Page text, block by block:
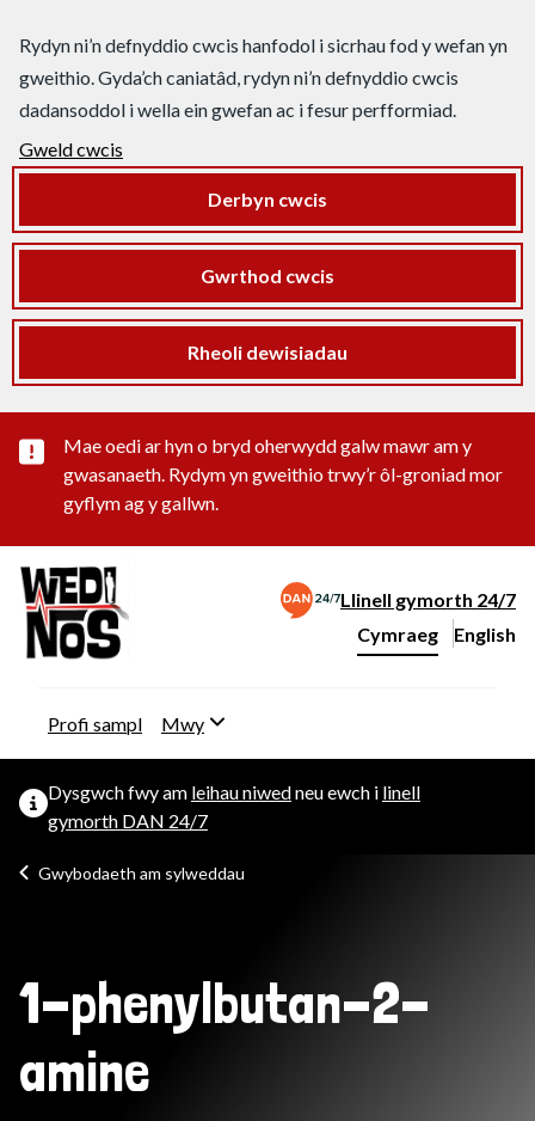
Rydyn ni’n defnyddio cwcis hanfodol i sicrhau fod y wefan yn
gweithio. Gyda’ch caniatâd, rydyn ni’n defnyddio cwcis
dadansoddol i wella ein gwefan ac i fesur perfformiad.
Gweld cwcis
Derbyn cwcis
Gwrthod cwcis
Rheoli dewisiadau
Rhybudd sylwedd pwysig
Mae oedi ar hyn o bryd oherwydd galw mawr am y
gwasanaeth. Rydym yn gweithio trwy’r ôl-groniad mor
gyflym ag y gallwn.
Llinell gymorth 24/7
Newid iaith y wefan
Cymraeg English
–
Profi sampl Mwy
Dysgwch fwy am leihau niwedneu ewch i linell
gymorth DAN 24/7
Gwybodaeth am sylweddau
1-phenylbutan-2-
amine